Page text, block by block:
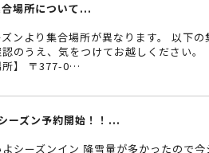
場所について...
ンより集合場所が異なります。 以下の
認のうえ、気をつけてお越しください。
所】 〒377-0…
ーズン予約開始！！...
シーズンイン 降雪量が多かったので今